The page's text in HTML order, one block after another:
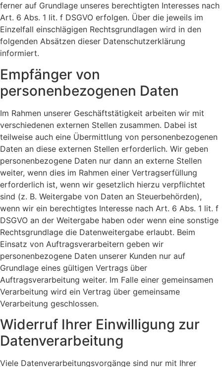
ferner auf Grundlage unseres berechtigten Interesses nach
Art. 6 Abs. 1 lit. f DSGVO erfolgen. Über die jeweils im
Einzelfall einschlägigen Rechtsgrundlagen wird in den
folgenden Absätzen dieser Datenschutzerklärung
informiert.
Empfänger von
personenbezogenen Daten
Im Rahmen unserer Geschäftstätigkeit arbeiten wir mit
verschiedenen externen Stellen zusammen. Dabei ist
teilweise auch eine Übermittlung von personenbezogenen
Daten an diese externen Stellen erforderlich. Wir geben
personenbezogene Daten nur dann an externe Stellen
weiter, wenn dies im Rahmen einer Vertragserfüllung
erforderlich ist, wenn wir gesetzlich hierzu verpflichtet
sind (z. B. Weitergabe von Daten an Steuerbehörden),
wenn wir ein berechtigtes Interesse nach Art. 6 Abs. 1 lit. f
DSGVO an der Weitergabe haben oder wenn eine sonstige
Rechtsgrundlage die Datenweitergabe erlaubt. Beim
Einsatz von Auftragsverarbeitern geben wir
personenbezogene Daten unserer Kunden nur auf
Grundlage eines gültigen Vertrags über
Auftragsverarbeitung weiter. Im Falle einer gemeinsamen
Verarbeitung wird ein Vertrag über gemeinsame
Verarbeitung geschlossen.
Widerruf Ihrer Einwilligung zur
Datenverarbeitung
Viele Datenverarbeitungsvorgänge sind nur mit Ihrer